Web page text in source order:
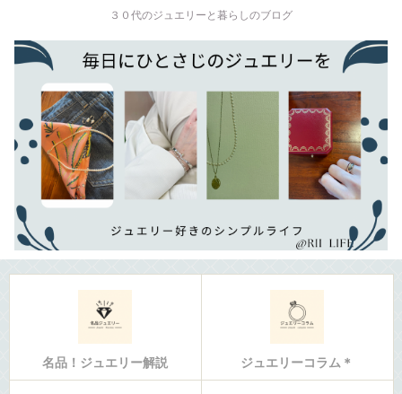
３０代のジュエリーと暮らしのブログ
名品！ジュエリー解説 ジュエリーコラム＊